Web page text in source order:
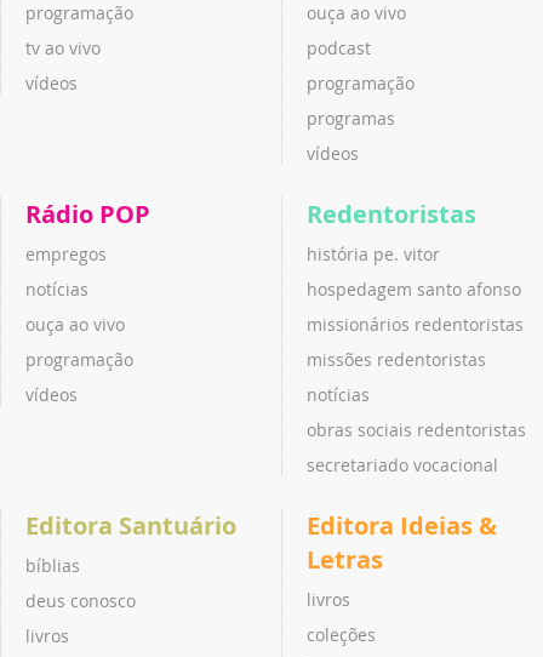
programação
tv ao vivo
vídeos
ouça ao vivo
podcast
programação
programas
vídeos
Rádio POP
empregos
notícias
ouça ao vivo
programação
vídeos
Redentoristas
história pe. vitor
hospedagem santo afonso
missionários redentoristas
missões redentoristas
notícias
obras sociais redentoristas
secretariado vocacional
Editora Santuário
bíblias
deus conosco
livros
Editora Ideias &
Letras
livros
coleções